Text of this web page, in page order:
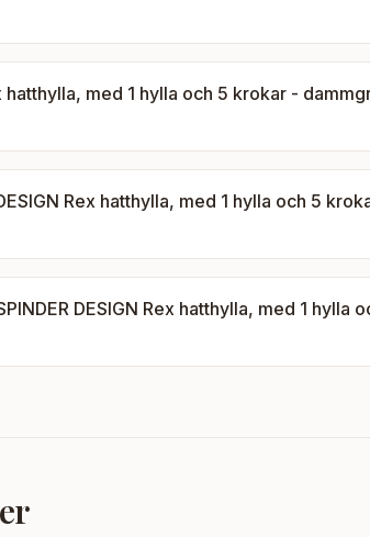
hatthylla, med 1 hylla och 5 krokar -
Rex hatthylla, med 1 hylla och 5
DESIGN Rex hatthylla, med 1 hylla